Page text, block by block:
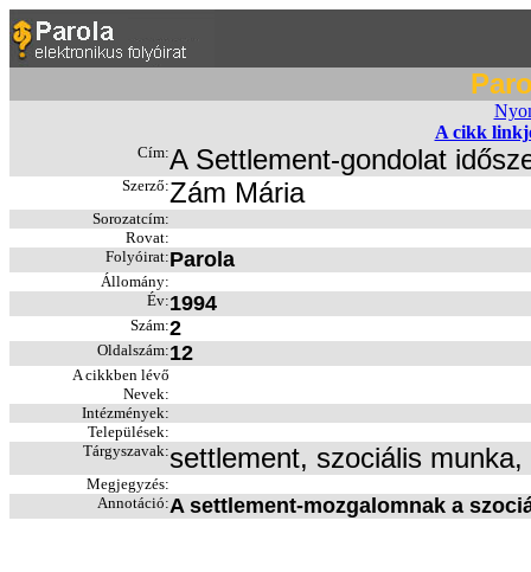
A cikk
Cím:A Settlement-gondolat
Szerző:Zám Mária
Sorozatcím:
Rovat:
Folyóirat:Parola
Állomány:
Év:1994
Szám:2
Oldalszám:12
A cikkben lévő
Nevek:
Intézmények:
Települések:
Tárgyszavak:settlement, szociális
Megjegyzés:
Annotáció:A settlement-mozgalomnak a